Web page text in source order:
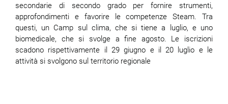
secondarie di secondo grado per fornire strumenti,
approfondimenti e favorire le competenze Steam. Tra
questi, un Camp sul clima, che si tiene a luglio, e uno
biomedicale, che si svolge a fine agosto. Le iscrizioni
scadono rispettivamente il 29 giugno e il 20 luglio e le
attività si svolgono sul territorio regionale